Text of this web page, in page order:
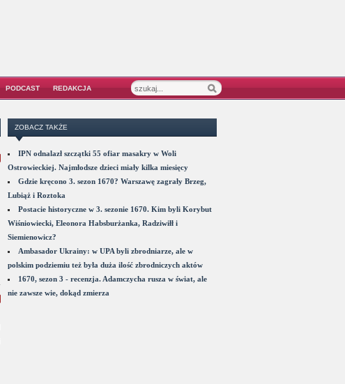
PODCAST REDAKCJA
ZOBACZ TAKŻE
IPN odnalazł szczątki 55 ofiar masakry w Woli
Ostrowieckiej. Najmłodsze dzieci miały kilka miesięcy
Gdzie kręcono 3. sezon 1670? Warszawę zagrały Brzeg,
Lubiąż i Roztoka
Postacie historyczne w 3. sezonie 1670. Kim byli Korybut
Wiśniowiecki, Eleonora Habsburżanka, Radziwiłł i
Siemienowicz?
Ambasador Ukrainy: w UPA byli zbrodniarze, ale w
polskim podziemiu też była duża ilość zbrodniczych aktów
1670, sezon 3 - recenzja. Adamczycha rusza w świat, ale
nie zawsze wie, dokąd zmierza